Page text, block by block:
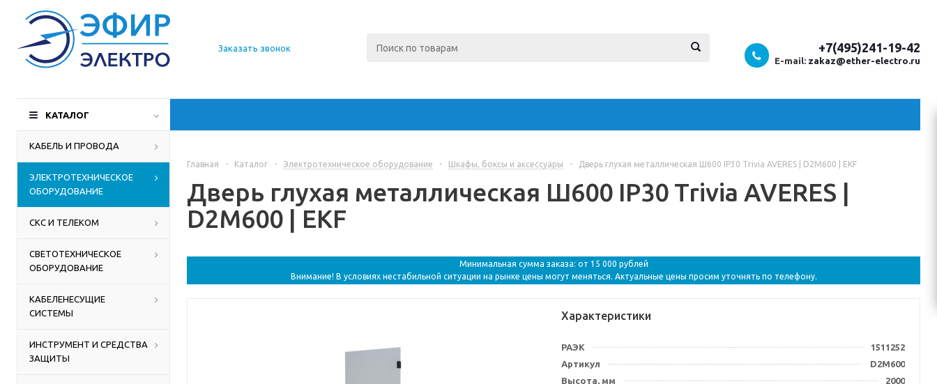
О компании
Доставка
Производители
Контакты
Заказать звонок +7(495)241-19-42
E-mail: zakaz@ether-electro.ru
КАТАЛОГ
КАБЕЛЬ И ПРОВОДА
ЭЛЕКТРОТЕХНИЧЕСКОЕ
ОБОРУДОВАНИЕ
СКС И ТЕЛЕКОМ
СВЕТОТЕХНИЧЕСКОЕ
ОБОРУДОВАНИЕ
КАБЕЛЕНЕСУЩИЕ
СИСТЕМЫ
ИНСТРУМЕНТ И СРЕДСТВА
ЗАЩИТЫ
Главная - Каталог - Электротехническое оборудование - Шкафы, боксы и аксессуары - Дверь глухая металлическая Ш600 IP30 Trivia AVERES | D2M600 | EKF
Дверь глухая металлическая Ш600 IP30 Trivia AVERES |
D2M600 | EKF
Минимальная сумма заказа: от 15 000 рублей
Внимание! В условиях нестабильной ситуации на рынке цены могут меняться. Актуальные цены просим уточнять по телефону.
Характеристики
РАЭК
1511252
Артикул
D2M600
Высота, мм
2000